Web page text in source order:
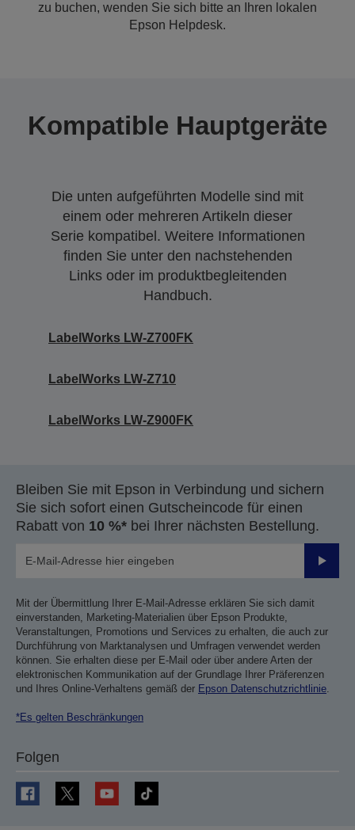
zu buchen, wenden Sie sich bitte an Ihren lokalen
Epson Helpdesk.
Kompatible Hauptgeräte
Die unten aufgeführten Modelle sind mit
einem oder mehreren Artikeln dieser
Serie kompatibel. Weitere Informationen
finden Sie unter den nachstehenden
Links oder im produktbegleitenden
Handbuch.
LabelWorks LW-Z700FK
LabelWorks LW-Z710
LabelWorks LW-Z900FK
Bleiben Sie mit Epson in Verbindung und sichern
Sie sich sofort einen Gutscheincode für einen
Rabatt von 10 %* bei Ihrer nächsten Bestellung.
Mit der Übermittlung Ihrer E-Mail-Adresse erklären Sie sich damit
einverstanden, Marketing-Materialien über Epson Produkte,
Veranstaltungen, Promotions und Services zu erhalten, die auch zur
Durchführung von Marktanalysen und Umfragen verwendet werden
können. Sie erhalten diese per E-Mail oder über andere Arten der
elektronischen Kommunikation auf der Grundlage Ihrer Präferenzen
und Ihres Online-Verhaltens gemäß der Epson Datenschutzrichtlinie.
*Es gelten Beschränkungen
Folgen